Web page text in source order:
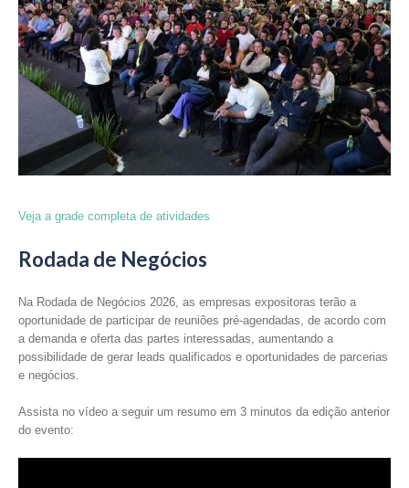
Veja a grade completa de atividades
Rodada de Negócios
Na Rodada de Negócios 2026, as empresas expositoras terão a
oportunidade de participar de reuniões pré-agendadas, de acordo com
a demanda e oferta das partes interessadas, aumentando a
possibilidade de gerar leads qualificados e oportunidades de parcerias
e negócios.
Assista no vídeo a seguir um resumo em 3 minutos da edição anterior
do evento: